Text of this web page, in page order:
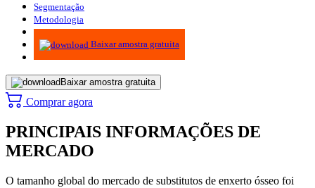
Segmentação
Metodologia
Infográficos
Baixar amostra gratuita
Baixar amostra gratuita
Comprar agora
PRINCIPAIS INFORMAÇÕES DE
MERCADO
O tamanho global do mercado de substitutos de enxerto ósseo foi